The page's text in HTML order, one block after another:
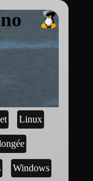
Linux
Windows